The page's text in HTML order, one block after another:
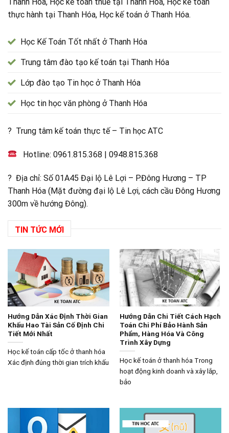
Thanh Hóa, Học kế toán thuế tại Thanh Hóa, Học kế toán
thực hành tại Thanh Hóa, Học kế toán ở Thanh Hóa.
Học Kế Toán Tốt nhất ở Thanh Hóa
Trung tâm đào tạo kế toán tại Thanh Hóa
Lớp đào tạo Tin học ở Thanh Hóa
Học tin học văn phòng ở Thanh Hóa
? Trung tâm kế toán thực tế – Tin học ATC
Hotline:0961.815.368 |0948.815.368
? Địa chỉ: Số 01A45 Đại lộ Lê Lợi – P.Đông Hương – TP
Thanh Hóa (Mặt đường đại lộ Lê Lợi, cách cầu Đông Hương
300m về hướng Đông).
TIN TỨC MỚI
Hướng Dẫn Xác Định Thời Gian
Khấu Hao Tài Sản Cố Định Chi
Tiết Mới Nhất
Học kế toán cấp tốc ở thanh hóa
Xác định đúng thời gian trích khấu
Hướng Dẫn Chi Tiết Cách Hạch
Toán Chi Phí Bảo Hành Sản
Phẩm, Hàng Hóa Và Công
Trình Xây Dựng
Học kế toán ở thanh hóa Trong
hoạt động kinh doanh và xây lắp,
bảo